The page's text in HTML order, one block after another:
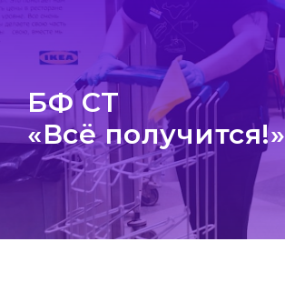
БФ СТ
«Всё получится!»